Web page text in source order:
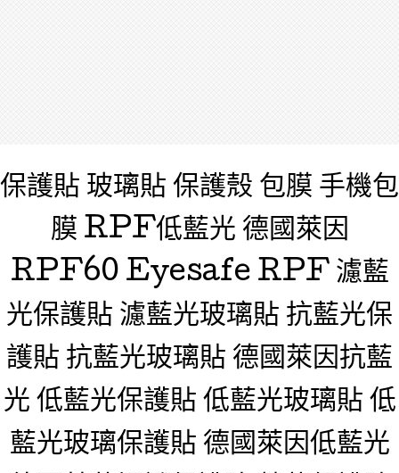
保護貼 玻璃貼 保護殼 包膜 手機包
膜 RPF低藍光 德國萊因
RPF60 Eyesafe RPF 濾藍
光保護貼 濾藍光玻璃貼 抗藍光保
護貼 抗藍光玻璃貼 德國萊因抗藍
光 低藍光保護貼 低藍光玻璃貼 低
藍光玻璃保護貼 德國萊因低藍光